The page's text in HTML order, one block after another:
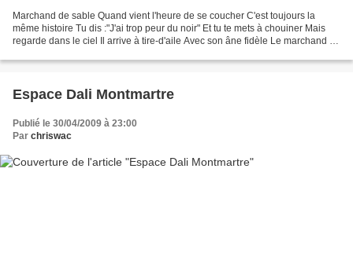
Marchand de sable Quand vient l'heure de se coucher C'est toujours la
même histoire Tu dis :"J'ai trop peur du noir" Et tu te mets à chouiner Mais
regarde dans le ciel Il arrive à tire-d'aile Avec son âne fidèle Le marchand de
Espace Dali Montmartre
Publié le 30/04/2009 à 23:00
Par chriswac